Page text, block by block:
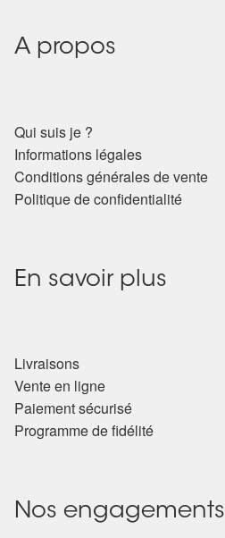
A propos
Qui suis je ?
Informations légales
Conditions générales de vente
Politique de confidentialité
En savoir plus
Livraisons
Vente en ligne
Paiement sécurisé
Programme de fidélité
Nos engagements